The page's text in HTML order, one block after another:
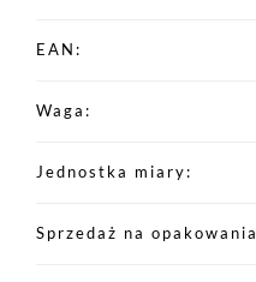
EAN
Waga
Jednostka miary
Sprzedaż na opakowania